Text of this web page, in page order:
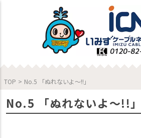
TOP > No.5 「ぬれないよ〜!!」
No.5 「ぬれないよ〜!!」